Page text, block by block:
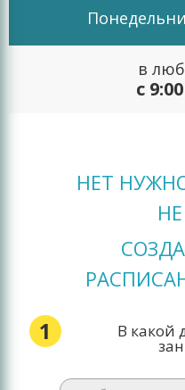
в
с
НЕТ
1 В какой